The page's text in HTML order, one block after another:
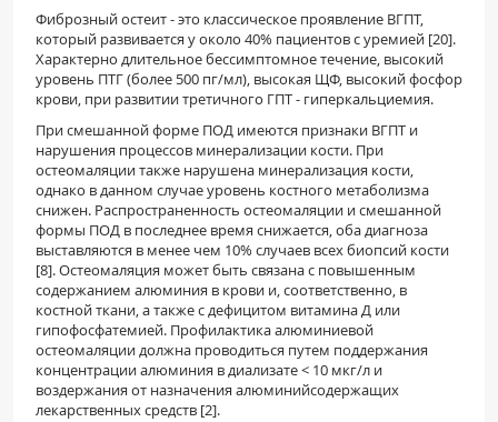
Фиброзный остеит - это классическое проявление ВГПТ,
который развивается у около 40% пациентов с уремией [20].
Характерно длительное бессимптомное течение, высокий
уровень ПТГ (более 500 пг/мл), высокая ЩФ, высокий фосфор
крови, при развитии третичного ГПТ - гиперкальциемия.
При смешанной форме ПОД имеются признаки ВГПТ и
нарушения процессов минерализации кости. При
остеомаляции также нарушена минерализация кости,
однако в данном случае уровень костного метаболизма
снижен. Распространенность остеомаляции и смешанной
формы ПОД в последнее время снижается, оба диагноза
выставляются в менее чем 10% случаев всех биопсий кости
[8]. Остеомаляция может быть связана с повышенным
содержанием алюминия в крови и, соответственно, в
костной ткани, а также с дефицитом витамина Д или
гипофосфатемией. Профилактика алюминиевой
остеомаляции должна проводиться путем поддержания
концентрации алюминия в диализате < 10 мкг/л и
воздержания от назначения алюминийсодержащих
лекарственных средств [2].